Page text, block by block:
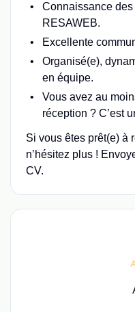
Connaissance
RESAWEB.
Excellente
Organisé(e),
en équipe.
Vous avez au
réception ? C’est
Si vous êtes prêt(e) à
n’hésitez plus !
CV.